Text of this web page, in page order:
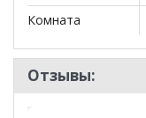
Комната
Отзывы: